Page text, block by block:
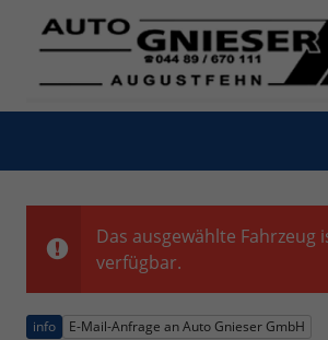
Das ausgewählte Fahrzeug
verfügbar.
info E-Mail-Anfrage an Auto Gnieser GmbH